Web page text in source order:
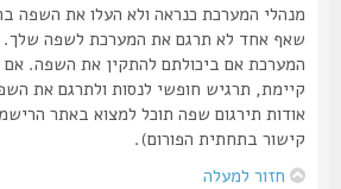
מנהלי המערכת כנראה ולא העלו את השפה
שאף אחד לא תרגם את המערכת לשפה שלך. נסה
המערכת אם ביכולתם להתקין את השפה. אם
קיימת, תרגיש חופשי לנסות ולתרגם את השפה
קישור בתחתית הפורום).
חזור למעלה